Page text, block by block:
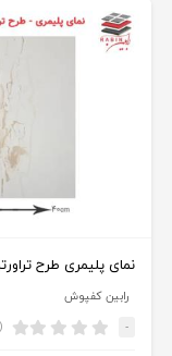
نمای پلیمری طرح
رابین کفپوش
-